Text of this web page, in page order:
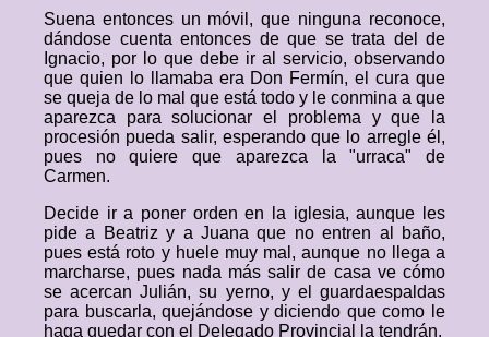
Suena entonces un móvil, que ninguna reconoce,
dándose cuenta entonces de que se trata del de
Ignacio, por lo que debe ir al servicio, observando
que quien lo llamaba era Don Fermín, el cura que
se queja de lo mal que está todo y le conmina a que
aparezca para solucionar el problema y que la
procesión pueda salir, esperando que lo arregle él,
pues no quiere que aparezca la "urraca" de
Carmen.
Decide ir a poner orden en la iglesia, aunque les
pide a Beatriz y a Juana que no entren al baño,
pues está roto y huele muy mal, aunque no llega a
marcharse, pues nada más salir de casa ve cómo
se acercan Julián, su yerno, y el guardaespaldas
para buscarla, quejándose y diciendo que como le
haga quedar con el Delegado Provincial la tendrán.